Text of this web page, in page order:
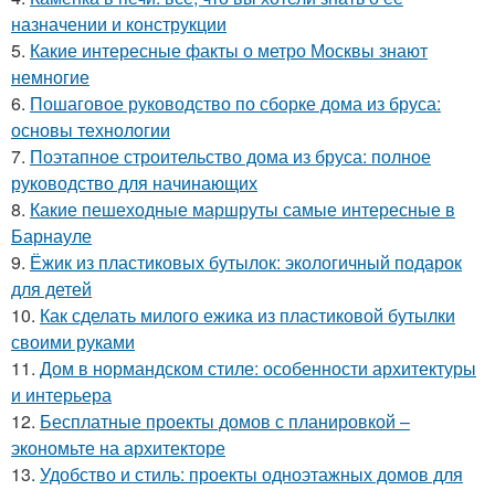
назначении и конструкции
5. Какие интересные факты о метро Москвы знают
немногие
6. Пошаговое руководство по сборке дома из бруса:
основы технологии
7. Поэтапное строительство дома из бруса: полное
руководство для начинающих
8. Какие пешеходные маршруты самые интересные в
Барнауле
9. Ёжик из пластиковых бутылок: экологичный подарок
для детей
10. Как сделать милого ежика из пластиковой бутылки
своими руками
11. Дом в нормандском стиле: особенности архитектуры
и интерьера
12. Бесплатные проекты домов с планировкой –
экономьте на архитекторе
13. Удобство и стиль: проекты одноэтажных домов для